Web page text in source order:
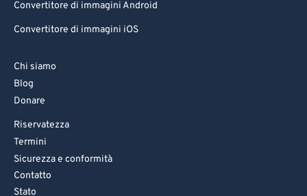
Convertitore di immagini Android
Convertitore di immagini iOS
Chi siamo
Blog
Donare
Riservatezza
Termini
Sicurezza e conformità
Contatto
Stato